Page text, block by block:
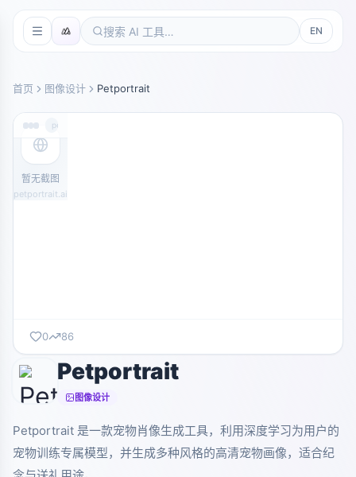
EN
首页 图像设计 Petportrait
petportrait.ai
暂无截图
petportrait.ai
0 86
Petportrait
图像设计
Petportrait 是一款宠物肖像生成工具，利用深度学习为用户的
宠物训练专属模型，并生成多种风格的高清宠物画像，适合纪